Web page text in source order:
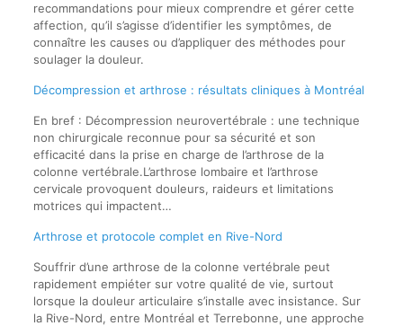
recommandations pour mieux comprendre et gérer cette
affection, qu’il s’agisse d’identifier les symptômes, de
connaître les causes ou d’appliquer des méthodes pour
soulager la douleur.
Décompression et arthrose : résultats cliniques à Montréal
En bref : Décompression neurovertébrale : une technique
non chirurgicale reconnue pour sa sécurité et son
efficacité dans la prise en charge de l’arthrose de la
colonne vertébrale.L’arthrose lombaire et l’arthrose
cervicale provoquent douleurs, raideurs et limitations
motrices qui impactent…
Arthrose et protocole complet en Rive-Nord
Souffrir d’une arthrose de la colonne vertébrale peut
rapidement empiéter sur votre qualité de vie, surtout
lorsque la douleur articulaire s’installe avec insistance. Sur
la Rive-Nord, entre Montréal et Terrebonne, une approche